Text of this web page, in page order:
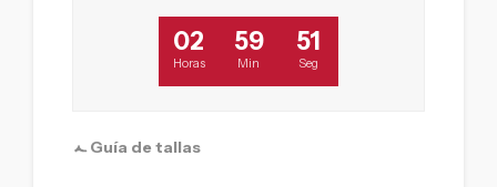
02
Horas
59
Min
50
Seg
Guía de tallas